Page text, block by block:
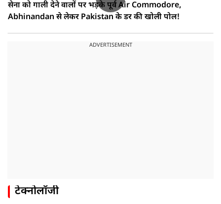
सेना को गाली देने वालों पर भड़के पूर्व Air Commodore,
Abhinandan से लेकर Pakistan के डर की खोली पोल!
ADVERTISEMENT
टेक्नोलॉजी